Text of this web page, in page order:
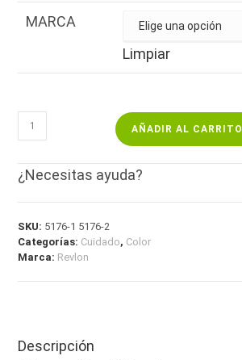
MARCA
Limpiar
AÑADIR AL CARRITO
¿Necesitas ayuda?
SKU: 5176-1 5176-2
Categorías: Cuidado, Color
Marca: Revlon
Descripción